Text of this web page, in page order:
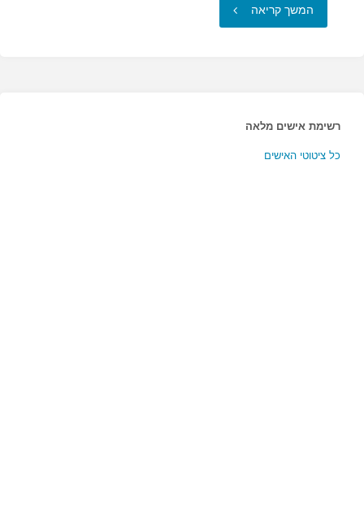
המשך קריאה "יש
רשימת אישים מלאה
כל ציטוטי האישים